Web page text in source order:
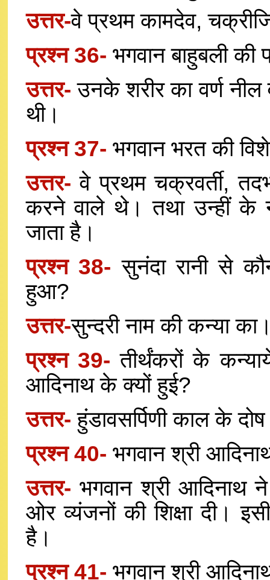
उत्तर-वे प्रथम कामदेव,
प्रश्न 36- भगवान बाहुबली की
उत्तर- उनके शरीर का वर्ण
थी।
प्रश्न 37- भगवान भरत की
उत्तर- वे प्रथम चक्रवर्ती,
करने वाले थे। तथा उन्हीं के
जाता है।
प्रश्न 38-सुनंदा रानी से
हुआ?
उत्तर-सुन्दरी नाम की कन्या
प्रश्न 39-तीर्थंकरों के
आदिनाथ के क्यों हुई?
उत्तर- हुंडावसर्पिणी काल के
प्रश्न 40- भगवान श्री
उत्तर- भगवान श्री आदिनाथ
ओर व्यंजनों की शिक्षा दी।
है।
प्रश्न 41- भगवान श्री